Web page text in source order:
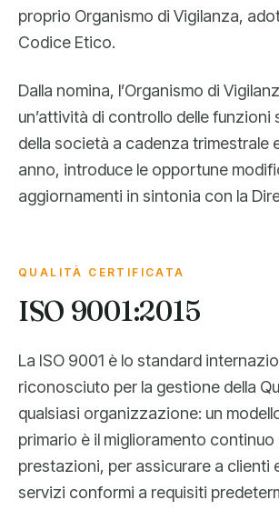
proprio Organismo di Vigilanza,
Codice Etico.
Dalla nomina, l’Organismo di
un’attività di controllo delle funzioni
della società a cadenza trimestrale
anno, introduce le opportune
aggiornamenti in sintonia con la
QUALITÀ CERTIFICATA
ISO 9001:2015
La ISO 9001 è lo standard
riconosciuto per la gestione della
qualsiasi organizzazione: un
primario è il miglioramento continuo
prestazioni, per assicurare a clienti
servizi conformi a requisiti